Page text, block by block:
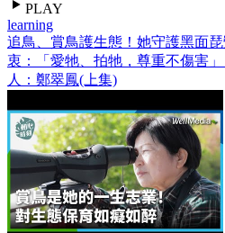
PLAY
learning
追鳥、賞鳥護生態！她守護黑面
衷：「愛牠、拍牠，尊重不傷害
人：鄭翠鳳(上集)